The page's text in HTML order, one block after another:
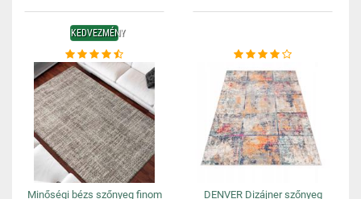
KEDVEZMÉNY
Minőségi bézs szőnyeg finom
DENVER Dizájner szőnyeg